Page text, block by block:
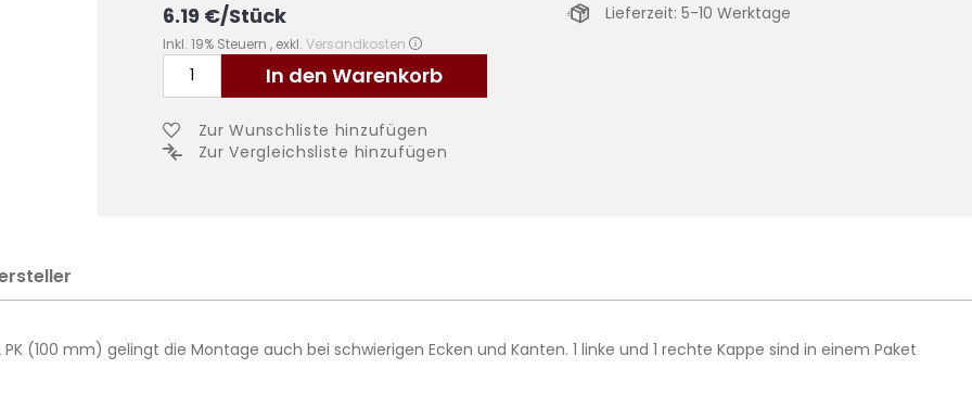
6.19 €/Stück
Inkl. 19% Steuern , exkl. Versandkosten
In den Warenkorb
Lieferzeit: 5-10 Werktage
Zur Wunschliste hinzufügen
Zur Vergleichsliste hinzufügen
(100 mm) gelingt die Montage auch bei schwierigen Ecken und Kanten. 1 linke und 1 rechte Kappe sind in einem Paket